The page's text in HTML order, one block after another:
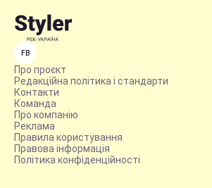
FB
Про проєкт
Редакційна політика і стандарти
Контакти
Команда
Про компанію
Реклама
Правила користування
Правова інформація
Політика конфіденційності